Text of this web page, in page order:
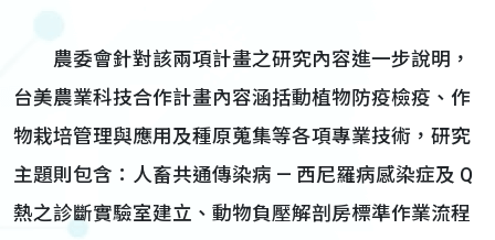
農委會針對該兩項計畫之研究內容進一步說明，
台美農業科技合作計畫內容涵括動植物防疫檢疫、作
物栽培管理與應用及種原蒐集等各項專業技術，研究
主題則包含：人畜共通傳染病 — 西尼羅病感染症及 Q
熱之診斷實驗室建立、動物負壓解剖房標準作業流程